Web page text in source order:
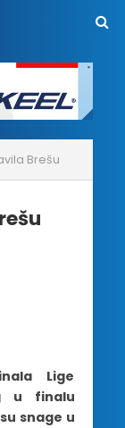
Brešu
Lige
u finalu
snage u